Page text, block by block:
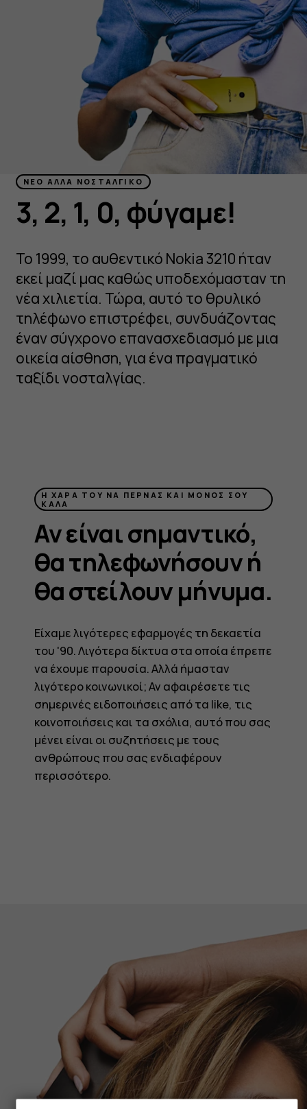
ΝΈΟ ΑΛΛΆ ΝΟΣΤΑΛΓΙΚΌ
3, 2, 1, 0, φύγαμε!
Το 1999, το αυθεντικό Nokia 3210 ήταν
εκεί μαζί μας καθώς υποδεχόμασταν τη
νέα χιλιετία. Τώρα, αυτό το θρυλικό
τηλέφωνο επιστρέφει, συνδυάζοντας
έναν σύγχρονο επανασχεδιασμό με μια
οικεία αίσθηση, για ένα πραγματικό
ταξίδι νοσταλγίας.
Η ΧΑΡΆ ΤΟΥ ΝΑ ΠΕΡΝΆΣ ΚΑΙ ΜΌΝΟΣ ΣΟΥ
ΚΑΛΆ
Αν είναι σημαντικό,
θα τηλεφωνήσουν ή
θα στείλουν μήνυμα.
Είχαμε λιγότερες εφαρμογές τη δεκαετία
του '90. Λιγότερα δίκτυα στα οποία έπρεπε
να έχουμε παρουσία. Αλλά ήμασταν
λιγότερο κοινωνικοί; Αν αφαιρέσετε τις
σημερινές ειδοποιήσεις από τα like, τις
κοινοποιήσεις και τα σχόλια, αυτό που σας
μένει είναι οι συζητήσεις με τους
ανθρώπους που σας ενδιαφέρουν
περισσότερο.